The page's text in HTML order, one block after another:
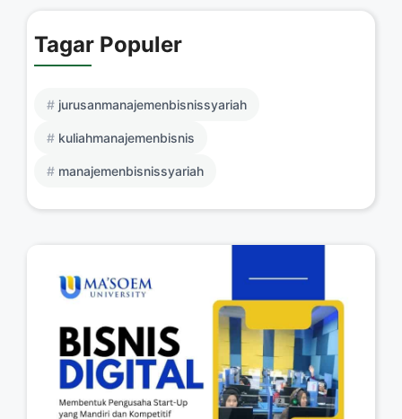
Tagar Populer
jurusanmanajemenbisnissyariah
kuliahmanajemenbisnis
manajemenbisnissyariah